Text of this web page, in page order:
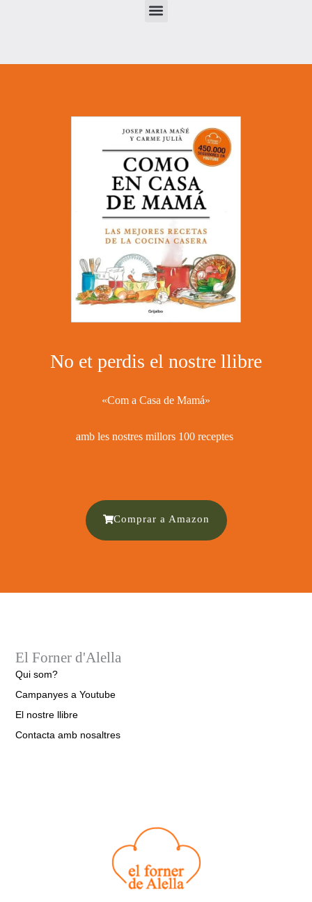
No hi ha comentaris
No et perdis el nostre llibre
«Com a Casa de Mamá»
amb les nostres millors 100 receptes ​
Comprar a Amazon
El Forner d'Alella
Qui som?
Campanyes a Youtube
El nostre llibre
Contacta amb nosaltres